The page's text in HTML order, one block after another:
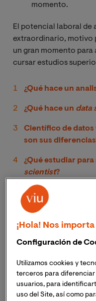
momento.
El potencial laboral de
extraordinario, motivo
un gran momento
cursar estudios
¿Qué hace un
¿Qué hace un data
Científico de datos
son sus
¿Qué estudiar para
scientist?
¿Qué hace
o data
Dentro delbig data, el
generar informes,
responder a
organización. Sus
¡Hola! Nos
Configuración de
Utilizamos cookies y
terceros para diferenciar
usuarios, para
uso del Site, así como